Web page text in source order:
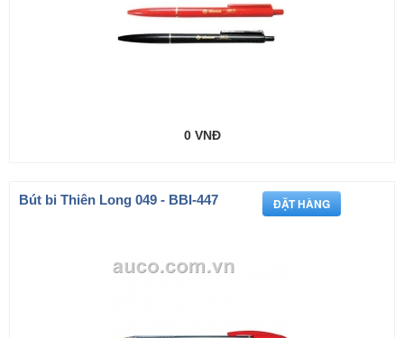
0 VNĐ
Bút bi Thiên Long 049 - BBI-447